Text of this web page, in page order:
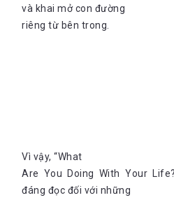
và khai mở con đường
riêng từ bên trong.
Vì vậy, “What
Are You Doing With Your
đáng đọc đối với những